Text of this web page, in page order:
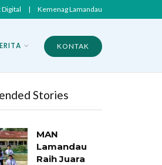
Digital | Kemenag Lamandau
KONTAK
Stories
MAN
Lamandau
Raih Juara